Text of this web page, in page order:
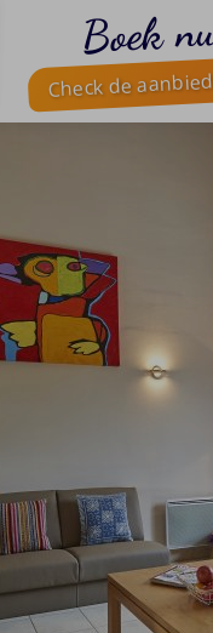
Boek
Check de